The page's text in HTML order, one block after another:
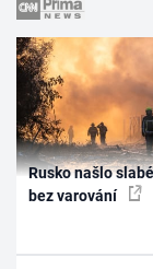
Rusko našlo
bez varování